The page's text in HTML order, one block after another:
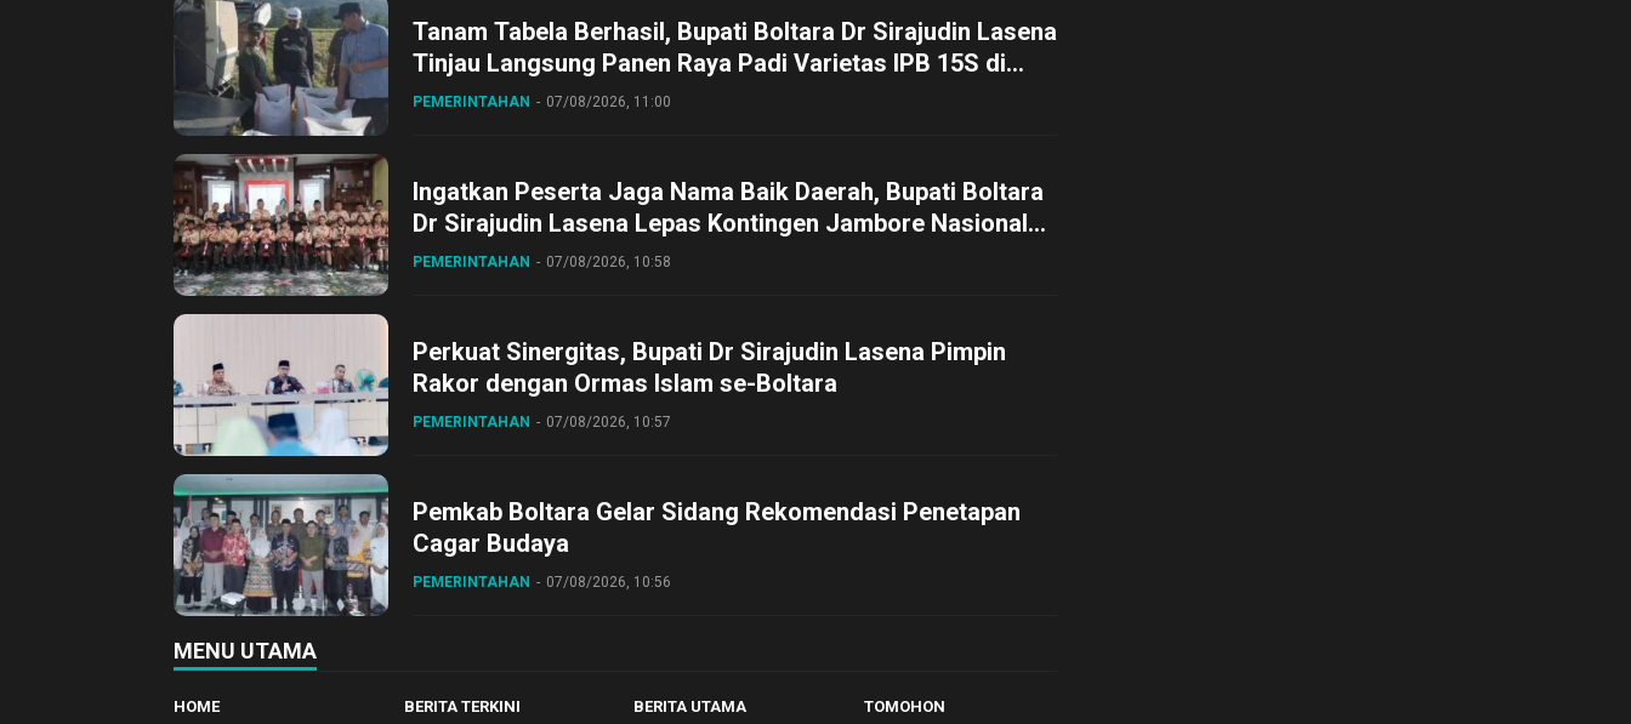
Tanam Tabela Berhasil, Bupati Boltara Dr Sirajudin Lasena
Tinjau Langsung Panen Raya Padi Varietas IPB 15S di
Desa Gihang
PEMERINTAHAN 07/08/2026, 11:00
Ingatkan Peserta Jaga Nama Baik Daerah, Bupati Boltara
Dr Sirajudin Lasena Lepas Kontingen Jambore Nasional
ke XII di Buperta Cibubur
PEMERINTAHAN 07/08/2026, 10:58
Perkuat Sinergitas, Bupati Dr Sirajudin Lasena Pimpin
Rakor dengan Ormas Islam se-Boltara
PEMERINTAHAN 07/08/2026, 10:57
Pemkab Boltara Gelar Sidang Rekomendasi Penetapan
Cagar Budaya
PEMERINTAHAN 07/08/2026, 10:56
MENU UTAMA
HOME BERITA TERKINI BERITA UTAMA TOMOHON